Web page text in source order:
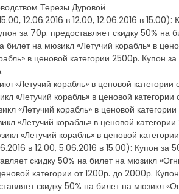
Терезы Дуровой
12.06.2016 в 12.00, 12.06.2016 в
за 70р. предоставляет скидку 50% на
на мюзикл «Летучий корабль» в
в ценовой категории 2500р. Купон
«Летучий корабль» в ценовой
«Летучий корабль» в ценовой
«Летучий корабль» в ценовой
«Летучий корабль» в ценовой
«Летучий корабль» в ценовой
в 12.00, 5.06.2016 в 15.00): Купон за
скидку 50% на билет на мюзикл
категории от 1200р. до 2000р.
скидку 50% на билет на мюзикл